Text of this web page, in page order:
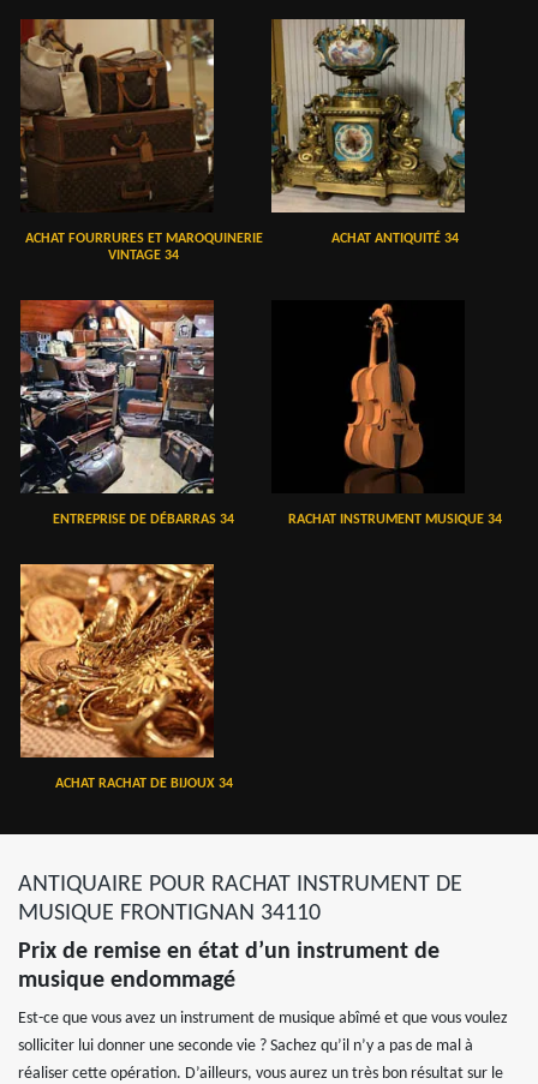
ACHAT FOURRURES ET MAROQUINERIE
VINTAGE 34
ACHAT ANTIQUITÉ 34
ENTREPRISE DE DÉBARRAS 34 RACHAT INSTRUMENT MUSIQUE 34
ACHAT RACHAT DE BIJOUX 34
ANTIQUAIRE POUR RACHAT INSTRUMENT DE
MUSIQUE FRONTIGNAN 34110
Prix de remise en état d’un instrument de
musique endommagé
Est-ce que vous avez un instrument de musique abîmé et que vous voulez
solliciter lui donner une seconde vie ? Sachez qu’il n’y a pas de mal à
réaliser cette opération. D’ailleurs, vous aurez un très bon résultat sur le